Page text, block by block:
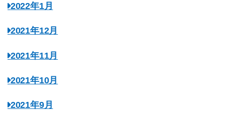
2022年1月
2021年12月
2021年11月
2021年10月
2021年9月